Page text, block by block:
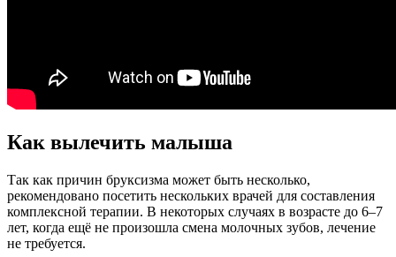
Как вылечить малыша
Так как причин бруксизма может быть несколько,
рекомендовано посетить нескольких врачей для составления
комплексной терапии. В некоторых случаях в возрасте до 6–7
лет, когда ещё не произошла смена молочных зубов, лечение
не требуется.